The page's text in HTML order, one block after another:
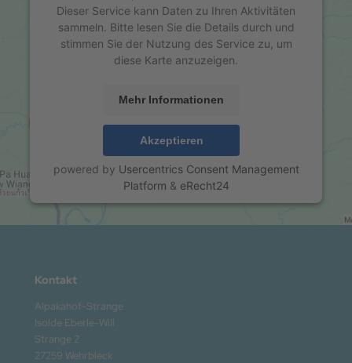
Dieser Service kann Daten zu Ihren Aktivitäten
sammeln. Bitte lesen Sie die Details durch und
stimmen Sie der Nutzung des Service zu, um
diese Karte anzuzeigen.
Mehr Informationen
Akzeptieren
powered by Usercentrics Consent Management
Platform & eRecht24
Kontakt
Alpakahof-Strange
Isolde Eberle-Will
Strange 2
27259 Wehrbleck